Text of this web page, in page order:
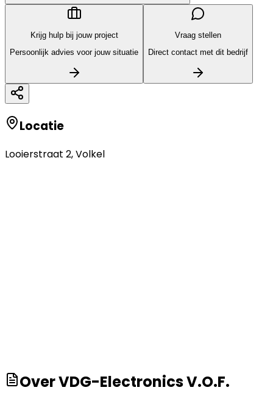
Krijg hulp bij jouw project
Persoonlijk advies voor jouw situatie
Vraag stellen
Direct contact met dit bedrijf
Locatie
Looierstraat 2,Volkel
OverVDG-Electronics V.O.F.